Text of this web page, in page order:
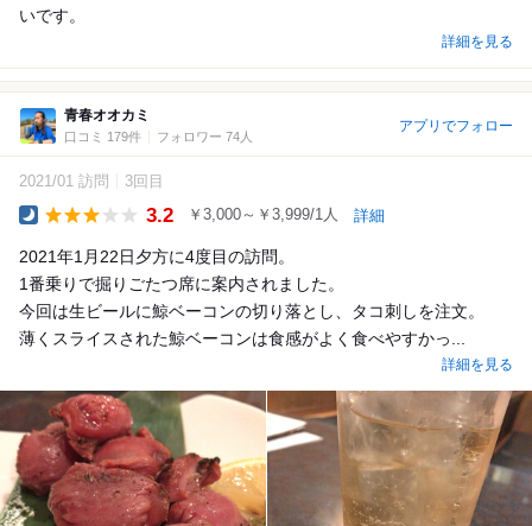
いです。
詳細を見る
青春オオカミ
口コミ 179件 フォロワー 74人
アプリでフォロー
2021/01 訪問 3回目
3.2 ￥3,000～￥3,999/1人 詳細
2021年1月22日夕方に4度目の訪問。
1番乗りで掘りごたつ席に案内されました。
今回は生ビールに鯨ベーコンの切り落とし、タコ刺しを注文。
薄くスライスされた鯨ベーコンは食感がよく食べやすかっ...
詳細を見る